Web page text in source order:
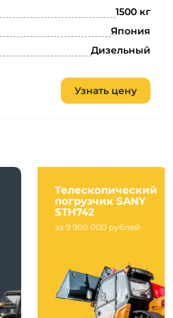
1500 кг
Япония
Дизельный
Узнать цену
Телескопический
погрузчик SANY
STH742
за 9 900 000 рублей